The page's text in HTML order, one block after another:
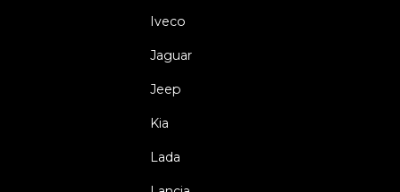
Iveco
Jaguar
Jeep
Kia
Lada